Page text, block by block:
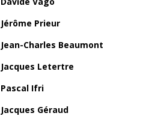
Jérôme Prieur
Jean-Charles Beaumont
Jacques Letertre
Pascal Ifri
Jacques Géraud